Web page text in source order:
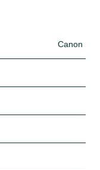
Canon